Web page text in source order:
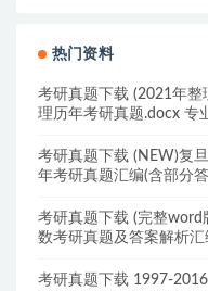
热门资料
考研真题下载 (2021年整
理历年考研真题.docx 专
考研真题下载 (NEW)复
年考研真题汇编(含部分
考研真题下载 (完整
数考研真题及答案解析
考研真题下载 1997-